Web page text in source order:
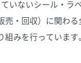
いないシール・ラ
・回収）に関わ
みを行っています